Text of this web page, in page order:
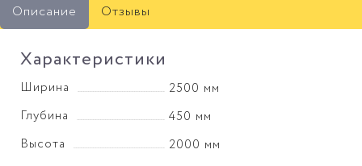
Описание Отзывы
Характеристики
Ширина
2500 мм
Глубина
450 мм
Высота
2000 мм